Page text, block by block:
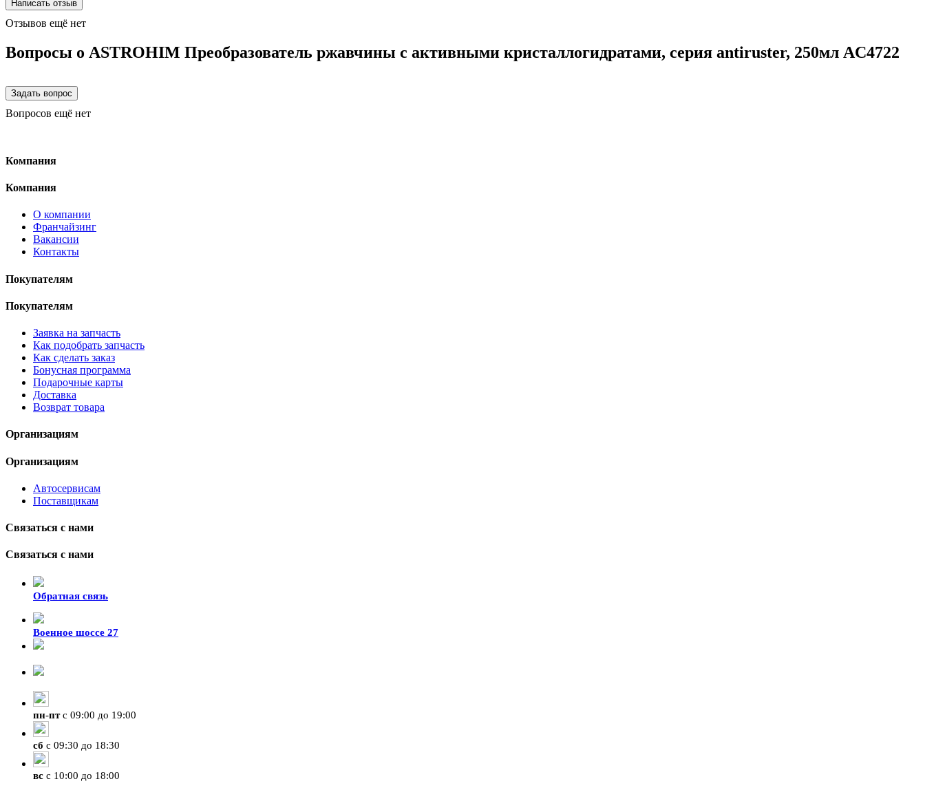
Отзывов ещё нет
Вопросы о ASTROHIM Преобразователь ржавчины с активными кристаллогидратами, серия antiruster, 250мл AC4722
Вопросов ещё нет
Компания
Компания
О компании
Франчайзинг
Вакансии
Контакты
Покупателям
Покупателям
Заявка на запчасть
Как подобрать запчасть
Как сделать заказ
Бонусная программа
Подарочные карты
Доставка
Возврат товара
Организациям
Организациям
Автосервисам
Поставщикам
Связаться с нами
Связаться с нами
Обратная связь
Военное шоссе 27
пн-птс 09:00 до 19:00
сб с 09:30 до 18:30
вс с 10:00 до 18:00